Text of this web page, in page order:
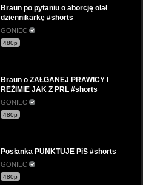
Braun po pytaniu o aborcję olał
dziennikarkę #shorts
GONIEC
480p
Braun o ZAŁGANEJ PRAWICY I
REŻIMIE JAK Z PRL #shorts
GONIEC
480p
Posłanka PUNKTUJE PiS #shorts
GONIEC
480p